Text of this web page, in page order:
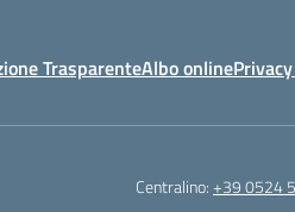
TrasparenteAlbo online
Centralino:+39 0524